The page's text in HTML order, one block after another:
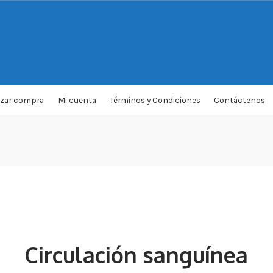
compra Mi cuenta Términos y Condiciones Contáctenos
Circulación sanguínea